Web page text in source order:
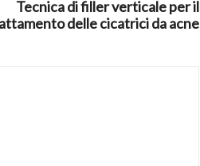
Tecnica di filler verticale per il
delle cicatrici da acne